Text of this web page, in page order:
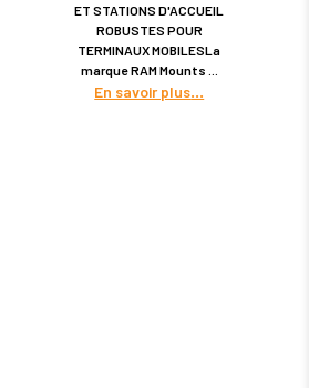
ET STATIONS D'ACCUEIL
ROBUSTES POUR
TERMINAUX MOBILESLa
marque RAM Mounts
En savoir plus